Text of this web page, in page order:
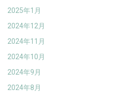
2025年1月
2024年12月
2024年11月
2024年10月
2024年9月
2024年8月